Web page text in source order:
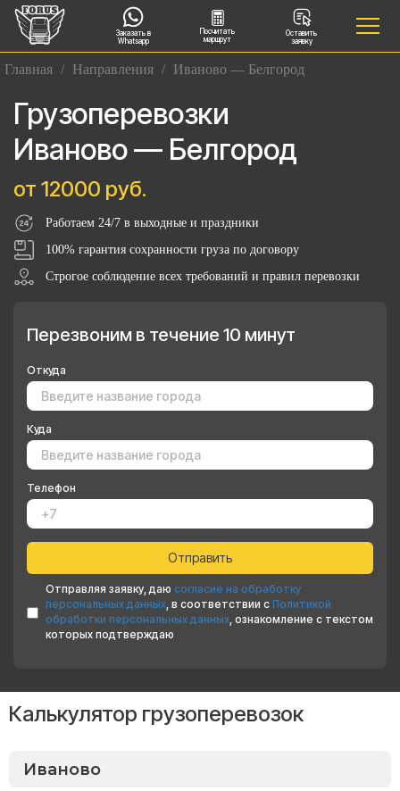
Заказать в
Whatsapp
Посчитать
маршрут
Оставить
заявку
Главная / Направления / Иваново — Белгород
Грузоперевозки
Иваново — Белгород
от 12000 руб.
Работаем 24/7 в выходные и праздники
100% гарантия сохранности груза по договору
Строгое соблюдение всех требований и правил перевозки
Перезвоним в течение 10 минут
Откуда
Куда
Телефон
Отправляя заявку, даю согласие на обработку
персональных данных, в соответствии с Политикой
обработки персональных данных, ознакомление с текстом
которых подтверждаю
Калькулятор грузоперевозок